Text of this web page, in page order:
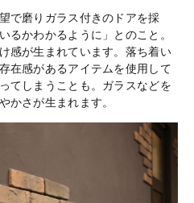
で磨りガラス付きのドアを採
るかわかるように」とのこと。
感が生まれています。落ち着い
在感があるアイテムを使用して
てしまうことも。ガラスなどを
かさが生まれます。